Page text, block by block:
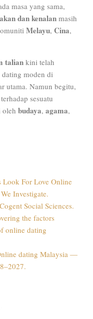
masa yang sama,
dan kenalan masih
Melayu, Cina,
talian kini telah
moden di
utama. Namun begitu,
sesuatu
oleh budaya, agama,
Look For Love Online
Investigate.
Social Sciences.
the factors
online dating
dating Malaysia —